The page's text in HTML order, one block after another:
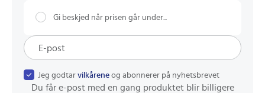
Gi beskjed når prisen går under...
Jeg godtar vilkårene og abonnerer på nyhetsbrevet
Du får e-post med en gang produktet blir billigere